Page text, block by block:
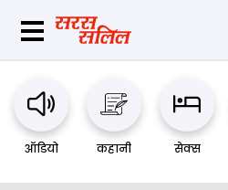
ऑडियो कहानी सेक्स